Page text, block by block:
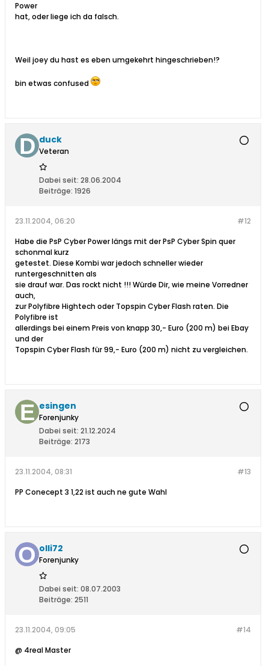
Power
hat, oder liege ich da falsch.
Weil joey du hast es eben umgekehrt hingeschrieben!?
bin etwas confused
duck
Veteran
Dabei seit: 28.06.2004
Beiträge: 1926
#12
23.11.2004, 06:20
Habe die PsP Cyber Power längs mit der PsP Cyber Spin quer
schonmal kurz
getestet. Diese Kombi war jedoch schneller wieder
runtergeschnitten als
sie drauf war. Das rockt nicht !!! Würde Dir, wie meine Vorredner
auch,
zur Polyfibre Hightech oder Topspin Cyber Flash raten. Die
Polyfibre ist
allerdings bei einem Preis von knapp 30,- Euro (200 m) bei Ebay
und der
Topspin Cyber Flash für 99,- Euro (200 m) nicht zu vergleichen.
esingen
Forenjunky
Dabei seit: 21.12.2024
Beiträge: 2173
#13
23.11.2004, 08:31
PP Conecept 3 1,22 ist auch ne gute Wahl
olli72
Forenjunky
Dabei seit: 08.07.2003
Beiträge: 2511
#14
23.11.2004, 09:05
@ 4real Master